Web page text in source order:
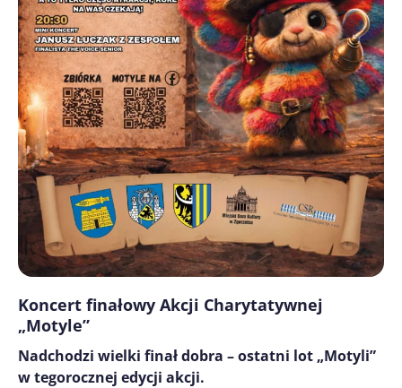
Koncert finałowy Akcji Charytatywnej
„Motyle”
Nadchodzi wielki finał dobra – ostatni lot „Motyli”
w tegorocznej edycji akcji.